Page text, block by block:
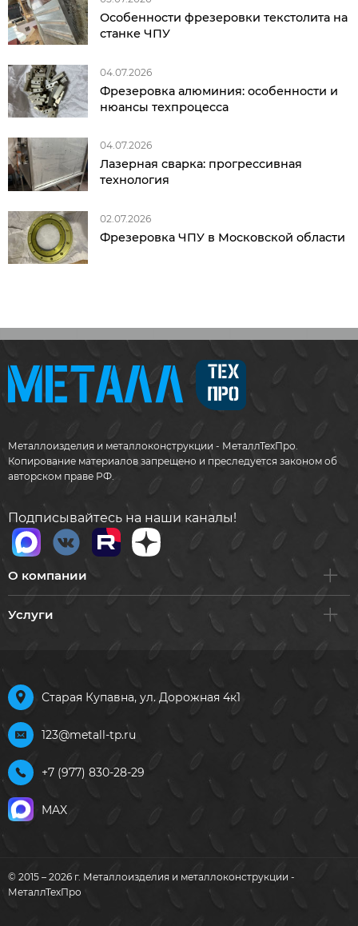
Особенности фрезеровки текстолита на
станке ЧПУ
04.07.2026
Фрезеровка алюминия: особенности и
нюансы техпроцесса
04.07.2026
Лазерная сварка: прогрессивная
технология
02.07.2026
Фрезеровка ЧПУ в Московской области
Металлоизделия и металлоконструкции - МеталлТехПро.
Копирование материалов запрещено и преследуется законом об
авторском праве РФ.
Подписывайтесь на наши каналы!
О компании
Услуги
Старая Купавна, ул. Дорожная 4к1
123@metall-tp.ru
+7 (977) 830-28-29
MAX
© 2015 – 2026 г. Металлоизделия и металлоконструкции -
МеталлТехПро